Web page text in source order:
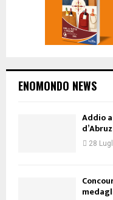
ENOMONDO NEWS
Addio
28